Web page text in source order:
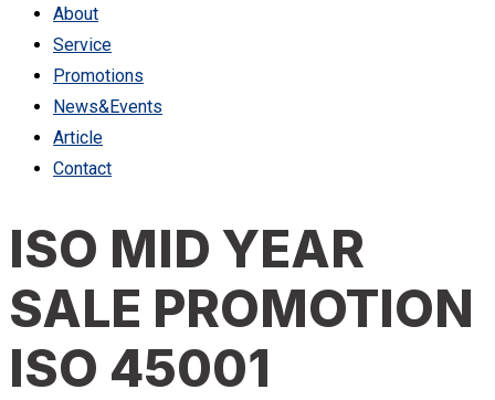
About
Service
Promotions
News&Events
Article
Contact
ISO MID YEAR
SALE PROMOTION
ISO 45001